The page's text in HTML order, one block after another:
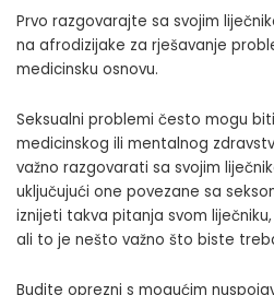
Prvo razgovarajte sa svojim
na afrodizijake za rješavanje
medicinsku osnovu.
Seksualni problemi često mogu
medicinskog ili mentalnog
važno razgovarati sa svojim
uključujući one povezane sa
iznijeti takva pitanja svom
ali to je nešto važno što biste
Budite oprezni s mogućim